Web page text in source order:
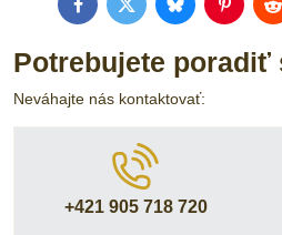
FacebookTwitterBlueskyPinterest
Potrebujete poradiť
Neváhajte nás kontaktovať:
+421 905 718 720